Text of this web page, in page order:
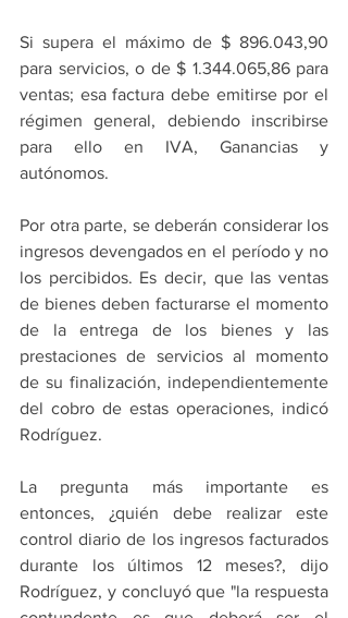
Si supera el máximo de $ 896.043,90
para servicios, o de $ 1.344.065,86 para
ventas; esa factura debe emitirse por el
régimen general, debiendo inscribirse
para ello en IVA, Ganancias y
autónomos.
Por otra parte, se deberán considerar los
ingresos devengados en el período y no
los percibidos. Es decir, que las ventas
de bienes deben facturarse el momento
de la entrega de los bienes y las
prestaciones de servicios al momento
de su finalización, independientemente
del cobro de estas operaciones, indicó
Rodríguez.
La pregunta más importante es
entonces, ¿quién debe realizar este
control diario de los ingresos facturados
durante los últimos 12 meses?, dijo
Rodríguez, y concluyó que "la respuesta